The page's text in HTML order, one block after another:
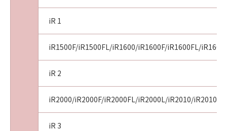
iR 1
iR1500F/iR1500FL/iR1600/iR1600F/iR1600FL/
iR 2
iR2000/iR2000F/iR2000FL/iR2000L/iR2010/
iR 3